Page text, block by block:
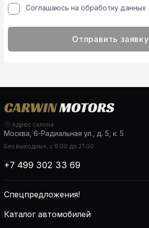
Соглашаюсь на обработку данных
Отправить заявку
Адрес салона
Москва, 6-Радиальная ул., д. 5, к. 5
Без выходных, с 9:00 до 21:00
+7 499 302 33 69
Спецпредложения!
Каталог автомобилей